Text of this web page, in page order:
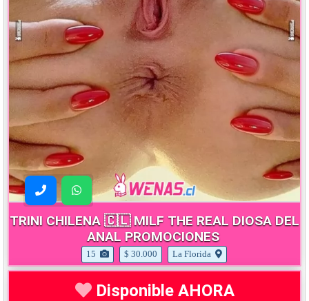
TRINI CHILENA 🇨🇱 MILF THE REAL DIOSA DEL
ANAL PROMOCIONES
15 $ 30.000 La Florida
Disponible AHORA